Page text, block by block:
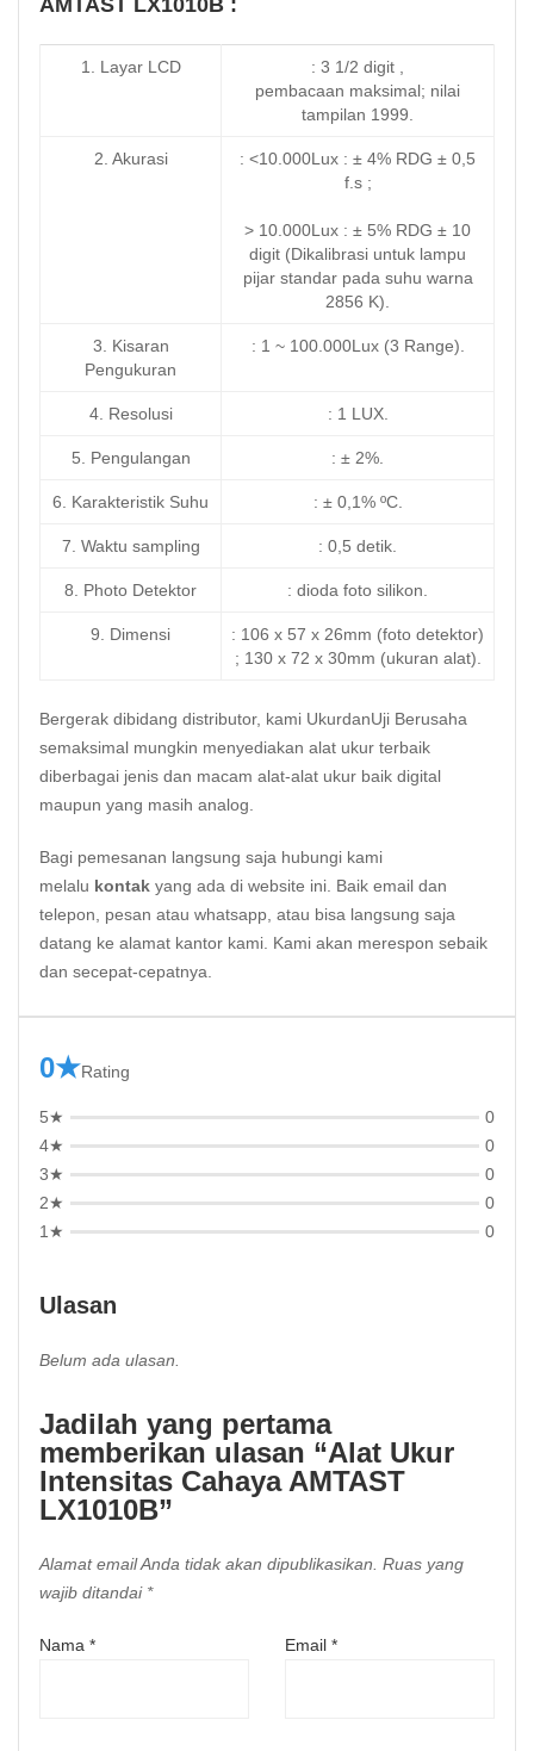
AMTAST LX1010B :
1. Layar LCD
: 3 1/2 digit ,
pembacaan maksimal; nilai
tampilan 1999.
2. Akurasi
: <10.000Lux : ± 4% RDG ± 0,5
f.s ;
> 10.000Lux : ± 5% RDG ± 10
digit (Dikalibrasi untuk lampu
pijar standar pada suhu warna
2856 K).
3. Kisaran
Pengukuran
: 1 ~ 100.000Lux (3 Range).
4. Resolusi : 1 LUX.
5. Pengulangan : ± 2%.
6. Karakteristik Suhu : ± 0,1% ºC.
7. Waktu sampling : 0,5 detik.
8. Photo Detektor : dioda foto silikon.
9. Dimensi
: 106 x 57 x 26mm (foto detektor)
; 130 x 72 x 30mm (ukuran alat).
Bergerak dibidang distributor, kami UkurdanUji Berusaha
semaksimal mungkin menyediakan alat ukur terbaik
diberbagai jenis dan macam alat-alat ukur baik digital
maupun yang masih analog.
Bagi pemesanan langsung saja hubungi kami
melalu kontak yang ada di website ini. Baik email dan
telepon, pesan atau whatsapp, atau bisa langsung saja
datang ke alamat kantor kami. Kami akan merespon sebaik
dan secepat-cepatnya.
0★Rating
5★
0
4★
0
3★
0
2★
0
1★
0
Ulasan
Belum ada ulasan.
Jadilah yang pertama
memberikan ulasan “Alat Ukur
Intensitas Cahaya AMTAST
LX1010B”
Alamat email Anda tidak akan dipublikasikan. Ruas yang
wajib ditandai *
Nama * Email *